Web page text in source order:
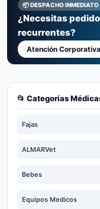
📂 Categorías
Fajas
ALMARVet
Bebes
Equipos Medicos
📦 DESPACHO INMEDIATO
¿Necesitas
recurrentes?
Atención